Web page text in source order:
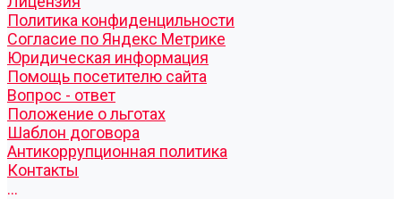
Политика конфиденцильности
Согласие по Яндекс Метрике
Юридическая информация
Помощь посетителю сайта
Вопрос - ответ
Положение о льготах
Шаблон договора
Антикоррупционная политика
Контакты
...